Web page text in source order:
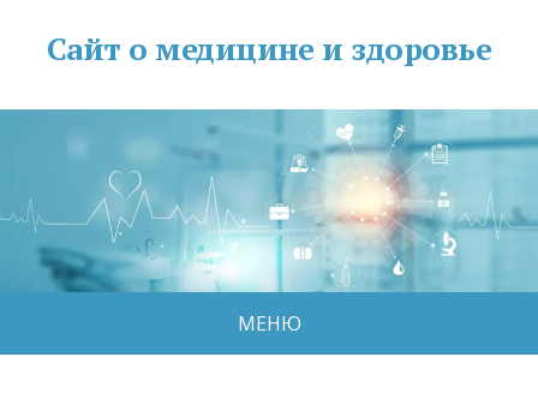
Сайт о медицине и здоровье
МЕНЮ